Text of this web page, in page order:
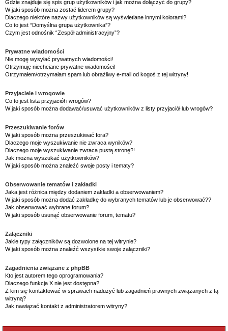
Gdzie znajduje się spis grup użytkowników i jak można dołączyć do grupy?
W jaki sposób można zostać liderem grupy?
Dlaczego niektóre nazwy użytkowników są wyświetlane innymi kolorami?
Co to jest “Domyślna grupa użytkownika”?
Czym jest odnośnik “Zespół administracyjny”?
Prywatne wiadomości
Nie mogę wysyłać prywatnych wiadomości!
Otrzymuję niechciane prywatne wiadomości!
Otrzymałem/otrzymałam spam lub obraźliwy e-mail od kogoś z tej witryny!
Przyjaciele i wrogowie
Co to jest lista przyjaciół i wrogów?
W jaki sposób można dodawać/usuwać użytkowników z listy przyjaciół lub wrogów?
Przeszukiwanie forów
W jaki sposób można przeszukiwać fora?
Dlaczego moje wyszukiwanie nie zwraca wyników?
Dlaczego moje wyszukiwanie zwraca pustą stronę?!
Jak można wyszukać użytkowników?
W jaki sposób można znaleźć swoje posty i tematy?
Obserwowanie tematów i zakładki
Jaka jest różnica między dodaniem zakładki a obserwowaniem?
W jaki sposób można dodać zakładkę do wybranych tematów lub je obserwować??
Jak obserwować wybrane forum?
W jaki sposób usunąć obserwowanie forum, tematu?
Załączniki
Jakie typy załączników są dozwolone na tej witrynie?
W jaki sposób można znaleźć wszystkie swoje załączniki?
Zagadnienia związane z phpBB
Kto jest autorem tego oprogramowania?
Dlaczego funkcja X nie jest dostępna?
Z kim się kontaktować w sprawach nadużyć lub zagadnień prawnych związanych z tą
witryną?
Jak nawiązać kontakt z administratorem witryny?